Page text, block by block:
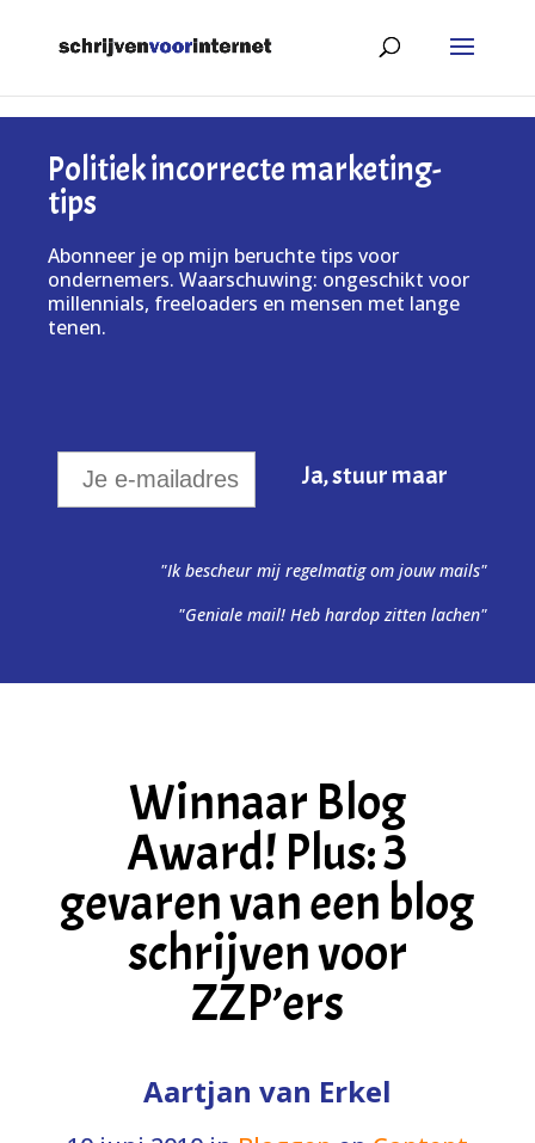
Politiek incorrecte marketing-
tips
Abonneer je op mijn beruchte tips voor
ondernemers. Waarschuwing: ongeschikt voor
millennials, freeloaders en mensen met lange
tenen.
"Ik bescheur mij regelmatig om jouw mails"
"Geniale mail! Heb hardop zitten lachen"
Winnaar Blog
Award! Plus: 3
gevaren van een blog
schrijven voor
ZZP’ers
Aartjan van Erkel